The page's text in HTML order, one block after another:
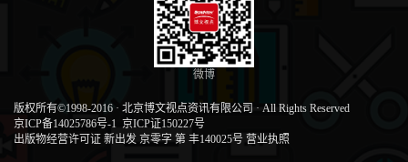
微博
版权所有©1998-2016 · 北京博文视点资讯有限公司 · All Rights Reserved
京ICP备14025786号-1 京ICP证150227号
出版物经营许可证 新出发 京零字 第 丰140025号 营业执照